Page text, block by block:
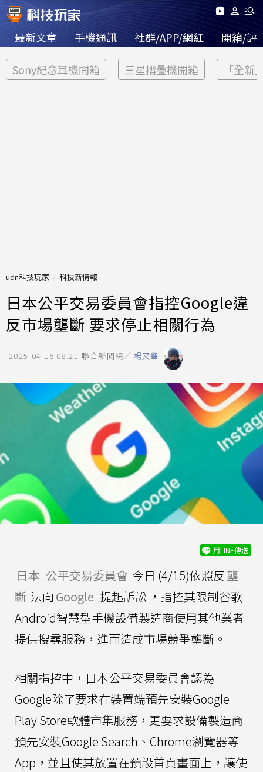
最新文章 手機通訊 社群/APP/網紅 開箱/評
Sony紀念耳機開箱 三星摺疊機開箱 「全新
udn科技玩家 科技新情報
日本公平交易委員會指控Google違
反市場壟斷 要求停止相關行為
2025-04-16 08:21 聯合新聞網／ 楊又肇
用LINE傳送
日本 公平交易委員會 今日 (4/15)依照反 壟
斷 法向Google 提起訴訟 ，指控其限制谷歌
Android智慧型手機設備製造商使用其他業者
提供搜尋服務，進而造成市場競爭壟斷。
相關指控中，日本公平交易委員會認為
Google除了要求在裝置端預先安裝Google
Play Store軟體市集服務，更要求設備製造商
預先安裝Google Search、Chrome瀏覽器等
App，並且使其放置在預設首頁畫面上，讓使